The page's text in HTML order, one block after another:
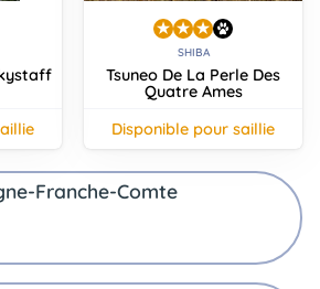
SHIBA
Tsuneo De La Perle Des
Quatre Ames
disponible pour saillie
Franche-Comte